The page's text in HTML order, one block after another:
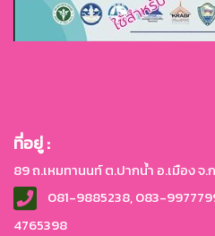
ที่อยู่ :
89 ถ.เหมทานนท์ ต.ปากน้ำ อ.เมือง จ.
081-9885238, 083-
4765398